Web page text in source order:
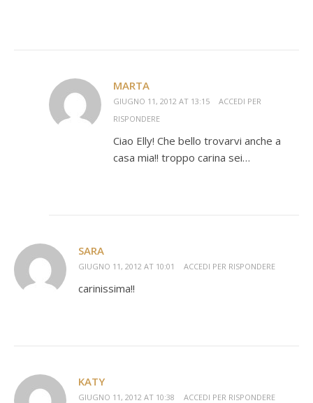
MARTA
GIUGNO 11, 2012 AT 13:15
ACCEDI PER
RISPONDERE
Ciao Elly! Che bello trovarvi anche a
casa mia!! troppo carina sei…
SARA
GIUGNO 11, 2012 AT 10:01 ACCEDI PER RISPONDERE
carinissima!!
KATY
GIUGNO 11, 2012 AT 10:38 ACCEDI PER RISPONDERE